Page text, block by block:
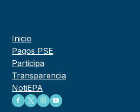
Inicio
Pagos PSE
Participa
Transparencia
NotiEPA